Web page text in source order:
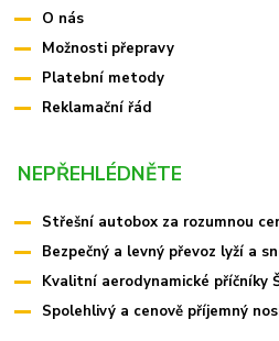
O nás
Možnosti přepravy
Platební metody
Reklamační řád
NEPŘEHLÉDNĚTE
Střešní autobox za rozumnou
Bezpečný a levný převoz lyží a
Kvalitní aerodynamické příčníky
Spolehlivý a cenově příjemný